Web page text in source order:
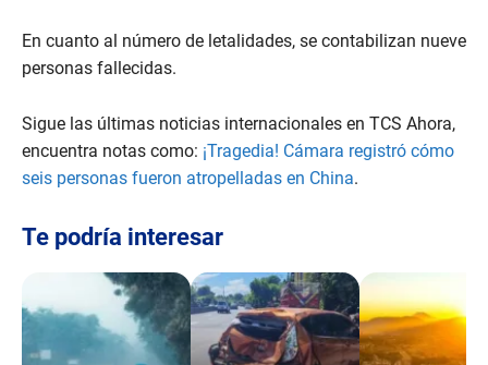
e
o
s
En cuanto al número de letalidades, se contabilizan nueve
personas fallecidas.
Sigue las últimas noticias internacionales en TCS Ahora,
encuentra notas como: ¡Tragedia! Cámara registró cómo
seis personas fueron atropelladas en China.
Te podría interesar